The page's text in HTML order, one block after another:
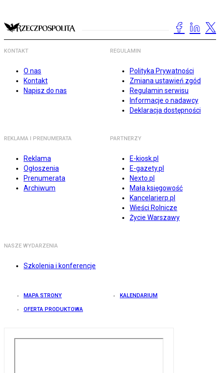
KONTAKT
O nas
Kontakt
Napisz do nas
REGULAMIN
Polityka Prywatności
Zmiana ustawień zgód
Regulamin serwisu
Informacje o nadawcy
Deklaracja dostępności
REKLAMA I PRENUMERATA
Reklama
Ogłoszenia
Prenumerata
Archiwum
PARTNERZY
E-kiosk.pl
E-gazety.pl
Nexto.pl
Mała księgowość
Kancelarierp.pl
Wieści Rolnicze
Życie Warszawy
NASZE WYDARZENIA
Szkolenia i konferencje
MAPA STRONY KALENDARIUM
OFERTA PRODUKTOWA